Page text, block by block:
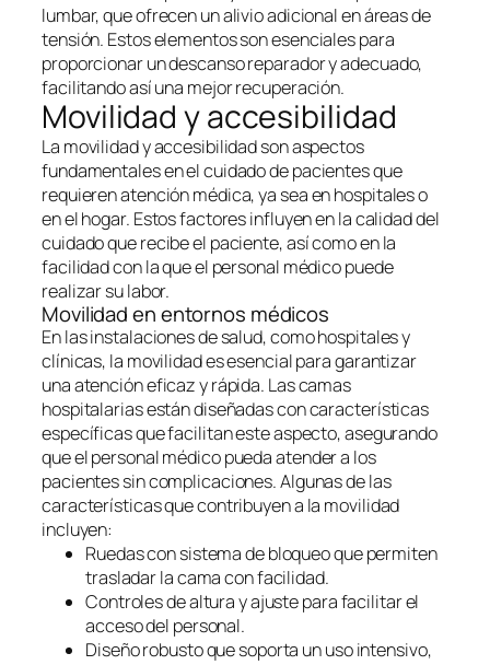
lumbar, que ofrecen un alivio adicional en áreas de
tensión. Estos elementos son esenciales para
proporcionar un descanso reparador y adecuado,
facilitando así una mejor recuperación.
Movilidad y accesibilidad
La movilidad y accesibilidad son aspectos
fundamentales en el cuidado de pacientes que
requieren atención médica, ya sea en hospitales o
en el hogar. Estos factores influyen en la calidad del
cuidado que recibe el paciente, así como en la
facilidad con la que el personal médico puede
realizar su labor.
Movilidad en entornos médicos
En las instalaciones de salud, como hospitales y
clínicas, la movilidad es esencial para garantizar
una atención eficaz y rápida. Las camas
hospitalarias están diseñadas con características
específicas que facilitan este aspecto, asegurando
que el personal médico pueda atender a los
pacientes sin complicaciones. Algunas de las
características que contribuyen a la movilidad
incluyen:
Ruedas con sistema de bloqueo que permiten
trasladar la cama con facilidad.
Controles de altura y ajuste para facilitar el
acceso del personal.
Diseño robusto que soporta un uso intensivo,